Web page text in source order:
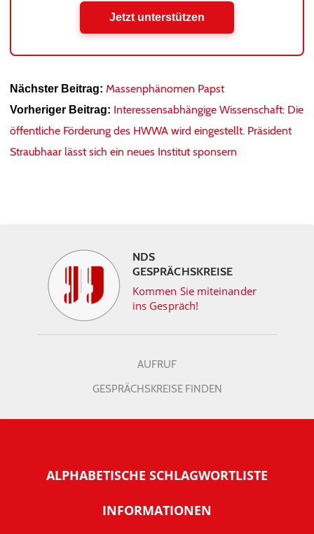
Jetzt unterstützen
Nächster Beitrag: Massenphänomen Papst
Vorheriger Beitrag: Interessensabhängige Wissenschaft: Die
öffentliche Förderung des HWWA wird eingestellt. Präsident
Straubhaar lässt sich ein neues Institut sponsern
NDS
GESPRÄCHSKREISE
Kommen Sie miteinander
ins Gespräch!
AUFRUF
GESPRÄCHSKREISE FINDEN
ALPHABETISCHE SCHLAGWORTLISTE
INFORMATIONEN